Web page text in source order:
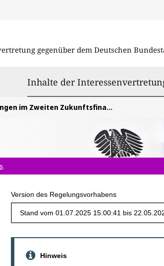
gegenüber dem Deutschen
Inhalte der
im Zweiten Zukunftsfinanzierungsgesetz
Version des Regelungsvorhabens
Hinweis